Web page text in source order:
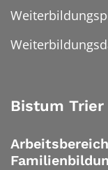
Bistum Trier